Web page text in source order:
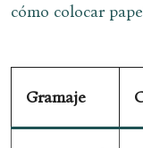
cómo colocar
Gramaje